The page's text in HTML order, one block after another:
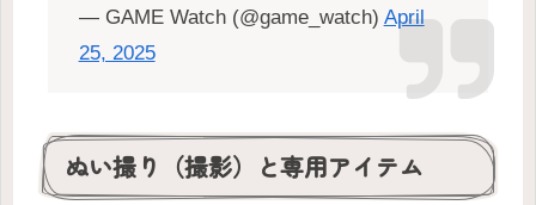
— GAME Watch (@game_watch) April
25, 2025
ぬい撮り（撮影）と専用アイテム